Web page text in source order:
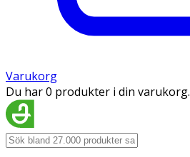
Varukorg
Du har 0 produkter i din varukorg.